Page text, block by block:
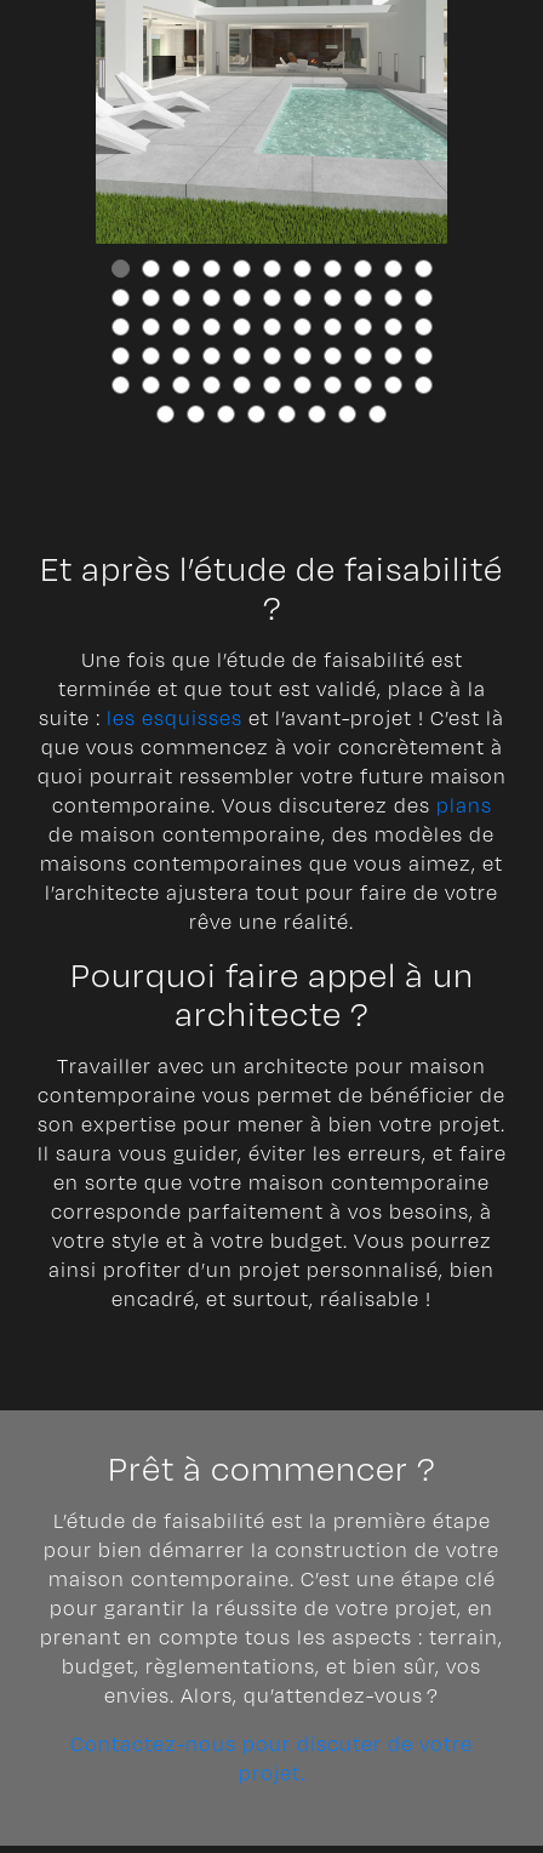
Et après l’étude de faisabilité
?
Une fois que l’étude de faisabilité est
terminée et que tout est validé, place à la
suite : les esquisses et l’avant-projet ! C’est là
que vous commencez à voir concrètement à
quoi pourrait ressembler votre future maison
contemporaine. Vous discuterez des plans
de maison contemporaine, des modèles de
maisons contemporaines que vous aimez, et
l’architecte ajustera tout pour faire de votre
rêve une réalité.
Pourquoi faire appel à un
architecte ?
Travailler avec un architecte pour maison
contemporaine vous permet de bénéficier de
son expertise pour mener à bien votre projet.
Il saura vous guider, éviter les erreurs, et faire
en sorte que votre maison contemporaine
corresponde parfaitement à vos besoins, à
votre style et à votre budget. Vous pourrez
ainsi profiter d’un projet personnalisé, bien
encadré, et surtout, réalisable !
Prêt à commencer ?
L’étude de faisabilité est la première étape
pour bien démarrer la construction de votre
maison contemporaine. C’est une étape clé
pour garantir la réussite de votre projet, en
prenant en compte tous les aspects : terrain,
budget, règlementations, et bien sûr, vos
envies. Alors, qu’attendez-vous ?
Contactez-nous pour discuter de votre
projet.